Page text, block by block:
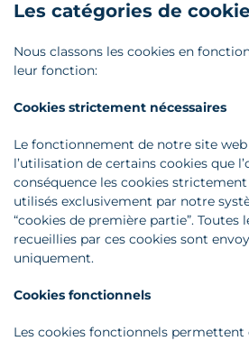
Les catégories de
Nous classons les cookies en
leur fonction:
Cookies strictement nécessaires
Le fonctionnement de notre site
l’utilisation de certains cookies que
conséquence les cookies strictement
utilisés exclusivement par notre
“cookies de première partie”. Toutes
recueillies par ces cookies sont
uniquement.
Cookies fonctionnels
Les cookies fonctionnels permettent